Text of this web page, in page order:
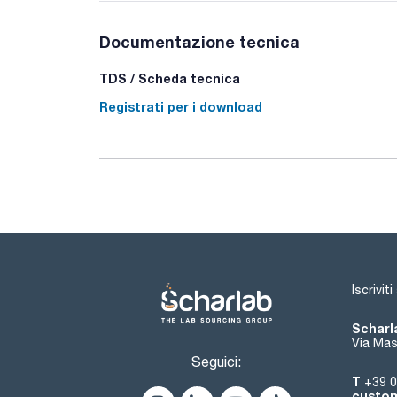
Documentazione tecnica
TDS / Scheda tecnica
Registrati per i download
Seguici:
Via
T +39